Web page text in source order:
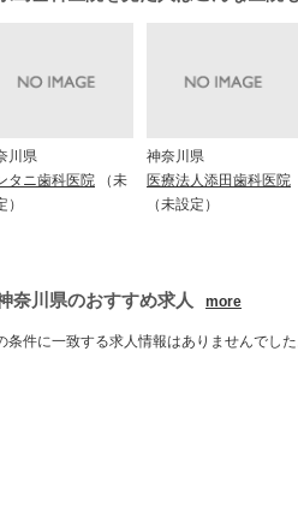
川県
タニ歯科医院
（未
）
神奈川県
医療法人添田歯科医院
（未設定）
奈川県のおすすめ求人 more
条件に一致する求人情報はありませんでした